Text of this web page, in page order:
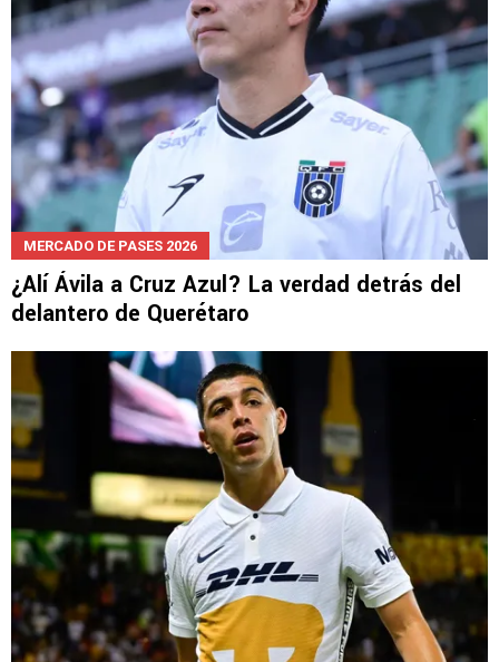
MERCADO DE PASES 2026
¿Alí Ávila a Cruz Azul? La verdad detrás del
delantero de Querétaro